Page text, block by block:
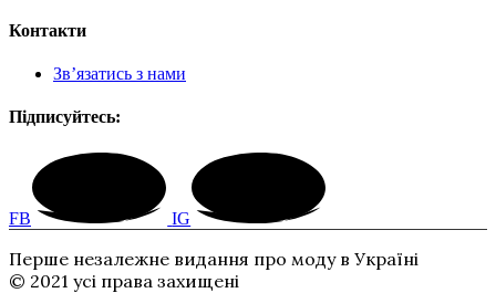
Контакти
Зв’язатись з нами
Підписуйтесь:
FB IG
Перше незалежне видання про моду в Україні
© 2021 усі права захищені